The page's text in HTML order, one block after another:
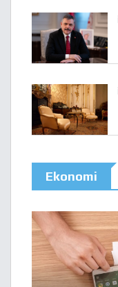
Ekonomi